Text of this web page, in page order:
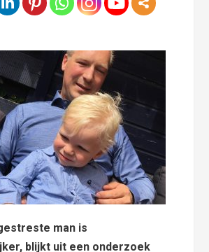
man is
blijkt uit een onderzoek